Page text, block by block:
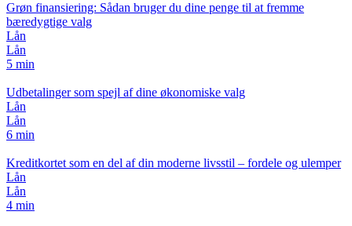
Grøn finansiering: Sådan bruger du dine penge til at fremme
bæredygtige valg
Lån
Lån
5 min
Udbetalinger som spejl af dine økonomiske valg
Lån
Lån
6 min
Kreditkortet som en del af din moderne livsstil – fordele og ulemper
Lån
Lån
4 min